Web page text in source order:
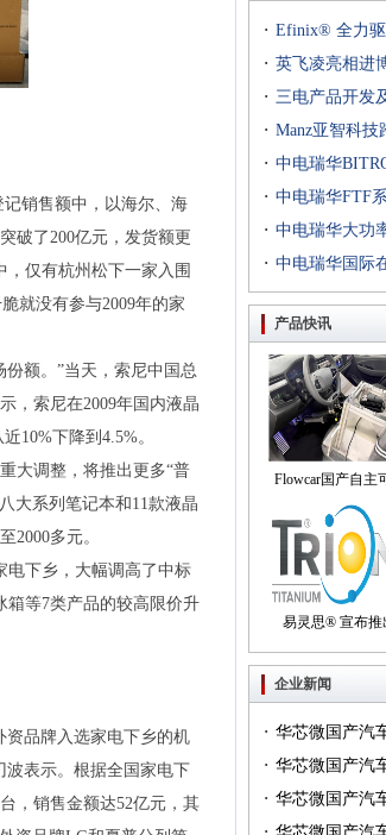
销售额中，以海尔、海
破了200亿元，发货额更
仅有杭州松下一家入围
就没有参与2009年的家
额。”当天，索尼中国总
，索尼在2009年国内液晶
10%下降到4.5%。
大调整，将推出更多“普
大系列笔记本和11款液晶
2000多元。
下乡，大幅调高了中标
箱等7类产品的较高限价升
品牌入选家电下乡的机
波表示。根据全国家电下
，销售金额达52亿元，其
· Efinix® 全力
出Trion™ T20
到二十万逻辑单
· 英飞凌亮相进
· 三电产品开发
专场成功举行
· Manz亚智科技
扇出型封装提供
用等生产设备解
· 中电瑞华
利交付北汽新能
· 中电瑞华FTF
京新能源汽车股
· 中电瑞华大功
统成功交付中电
· 中电瑞华国际
评研讨会上演绎
产品快讯
Flowcar国产自主
自动驾驶机器人来
们身边
易灵思® 宣布推
Trion® Titanium
系列
企业新闻
· 华芯微国产汽
一）
· 华芯微国产汽
（篇一）
· 华芯微国产汽